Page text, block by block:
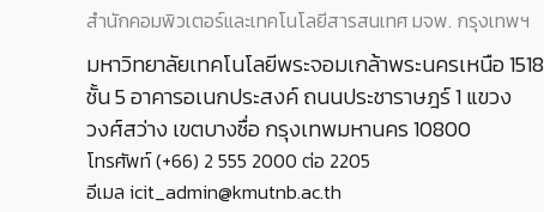
สำนักคอมพิวเตอร์และเทคโนโลยีสารสนเทศ มจพ. กรุงเทพฯ
มหาวิทยาลัยเทคโนโลยีพระจอมเกล้าพระนครเหนือ 1518
ชั้น 5 อาคารอเนกประสงค์ ถนนประชาราษฎร์ 1 แขวง
วงศ์สว่าง เขตบางซื่อ กรุงเทพมหานคร 10800
โทรศัพท์ (+66) 2 555 2000 ต่อ 2205
อีเมล icit_admin@kmutnb.ac.th